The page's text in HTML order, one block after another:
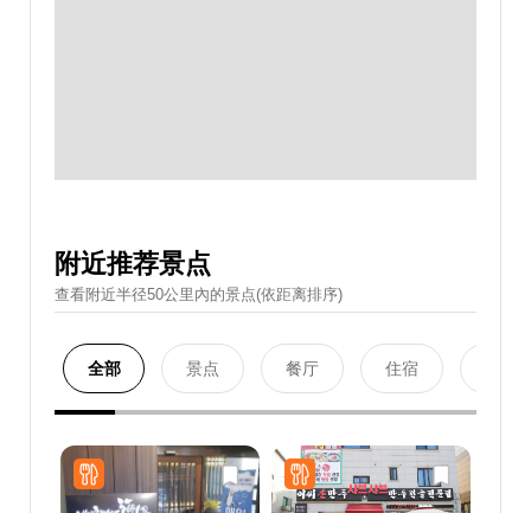
附近推荐景点
查看附近半径50公里內的景点(依距离排序)
全部 景点 餐厅 住宿